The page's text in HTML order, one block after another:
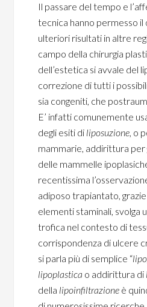
Il passare del tempo e
tecnica hanno permesso il
ulteriori risultati in altre
campo della chirurgia
dell’estetica si avvale del
correzione di tutti i
sia congeniti, che
E’ infatti comunemente
degli esiti di liposuzione, o
mammarie, addirittura per
delle mammelle
recentissima
adiposo trapiantato,
elementi staminali, svolga
trofica nel contesto di
corrispondenza di ulcere
si parla più di semplice “
lipoplastica o addirittura di
della lipoinfiltrazione è